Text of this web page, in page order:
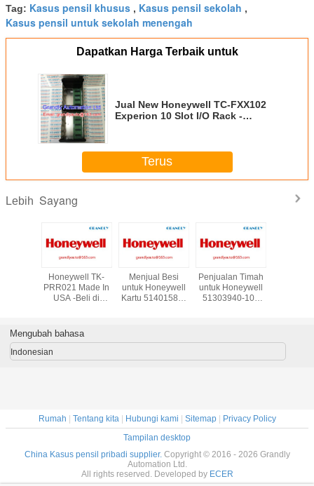
Tag: Kasus pensil khusus , Kasus pensil sekolah ,
Kasus pensil untuk sekolah menengah
Dapatkan Harga Terbaik untuk
Jual New Honeywell TC-FXX102
Experion 10 Slot I/O Rack -
Terus
Lebih Sayang
Honeywell TK-
PRR021 Made In
USA -Beli di
Menjual Besi
untuk Honeywell
Kartu 51401583-
Penjualan Timah
untuk Honeywell
51303940-100
Mengubah bahasa
Indonesian
Rumah | Tentang kita| Hubungi kami | Sitemap| Privacy Policy
Tampilan desktop
China Kasus pensil pribadi supplier. Copyright © 2016 - 2026 Grandly
Automation Ltd.
All rights reserved. Developed by ECER